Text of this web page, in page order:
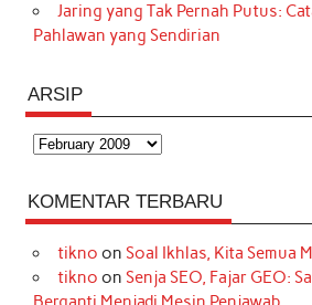
Jaring yang Tak Pernah Putus:
Pahlawan yang Sendirian
ARSIP
Arsip
KOMENTAR TERBARU
tikno on Soal Ikhlas, Kita Semua
tikno on Senja SEO, Fajar GEO: